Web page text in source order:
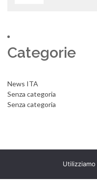
Categorie
News ITA
Senza categoria
Senza categoria